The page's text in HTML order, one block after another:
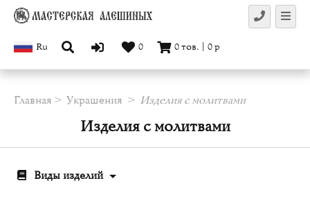
Ru 0 0тов. 0р
Главная Украшения Изделия с молитвами
Изделия с молитвами
Виды изделий